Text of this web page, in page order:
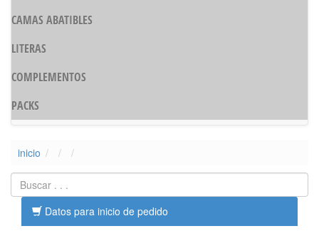
CAMAS ABATIBLES
LITERAS
COMPLEMENTOS
PACKS
inicio
Datos para inicio de pedido